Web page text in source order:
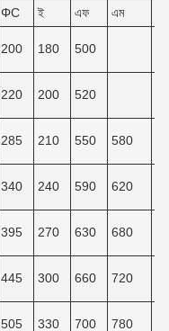
ΦC ই এফ এম
200 180 500
220 200 520
285 210 550 580
340 240 590 620
395 270 630 680
445 300 660 720
505 330 700 780